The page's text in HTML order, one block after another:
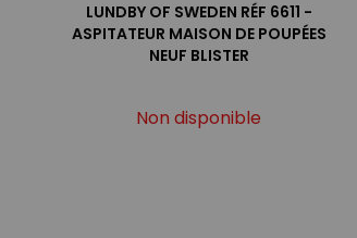
LUNDBY OF SWEDEN RÉF 6611 -
ASPITATEUR MAISON DE POUPÉES
NEUF BLISTER
Non disponible